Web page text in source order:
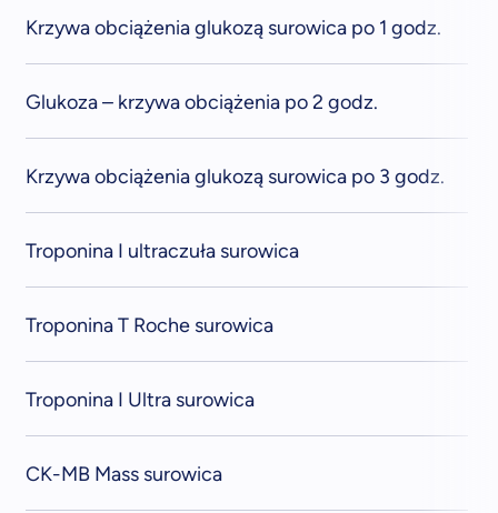
Krzywa obciążenia glukozą surowica po 1 godz.
Glukoza – krzywa obciążenia po 2 godz.
Krzywa obciążenia glukozą surowica po 3 godz.
Troponina I ultraczuła surowica
Troponina T Roche surowica
Troponina I Ultra surowica
CK-MB Mass surowica